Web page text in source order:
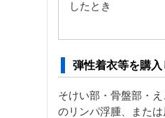
したとき
弾性着衣等を購入
そけい部・骨盤部・
のリンパ浮腫、また